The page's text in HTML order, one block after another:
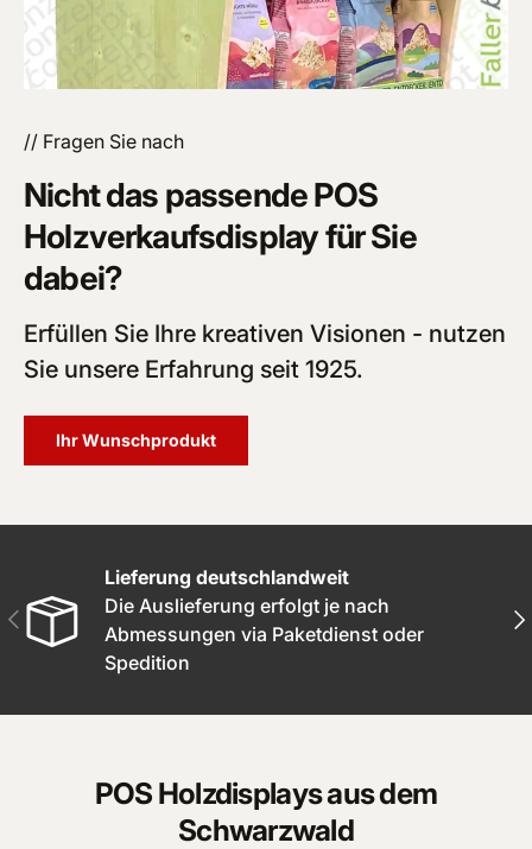
// Fragen Sie nach
Nicht das passende POS
Holzverkaufsdisplay für Sie
dabei?
Erfüllen Sie Ihre kreativen Visionen - nutzen
Sie unsere Erfahrung seit 1925.
Ihr Wunschprodukt
Vorherige
Lieferung deutschlandweit
Die Auslieferung erfolgt je nach
Abmessungen via Paketdienst oder
Spedition
POS Holzdisplays aus dem
Schwarzwald